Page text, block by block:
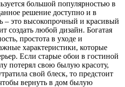
большой популярностью в
решение доступно и в
– это высокопрочный и красивый
создать любой дизайн. Богатая
простота в уходе и
характеристики, которые
Если старые обои в гостиной
потерял свою былую красоту,
свой блеск, то предстоит
вернуть в дом былую